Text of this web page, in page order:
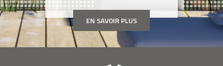
EN SAVOIR PLUS